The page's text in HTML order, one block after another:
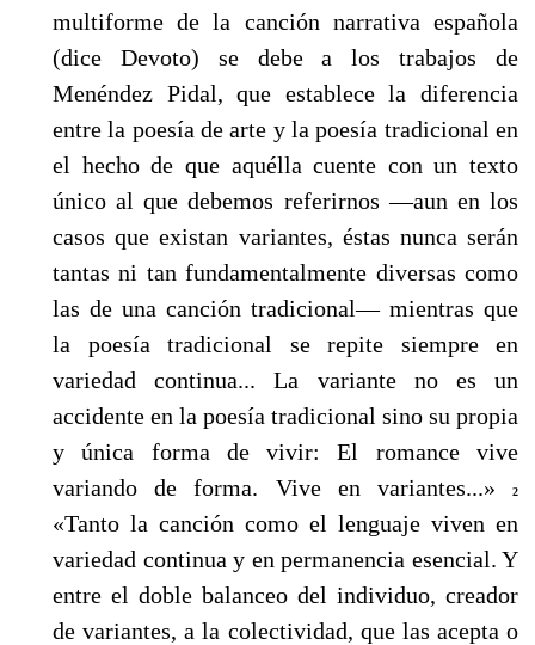
multiforme de la canción narrativa española
(dice Devoto) se debe a los trabajos de
Menéndez Pidal, que establece la diferencia
entre la poesía de arte y la poesía tradicional en
el hecho de que aquélla cuente con un texto
único al que debemos referirnos —aun en los
casos que existan variantes, éstas nunca serán
tantas ni tan fundamentalmente diversas como
las de una canción tradicional— mientras que
la poesía tradicional se repite siempre en
variedad continua... La variante no es un
accidente en la poesía tradicional sino su propia
y única forma de vivir: El romance vive
variando de forma. Vive en variantes...»
2
«Tanto la canción como el lenguaje viven en
variedad continua y en permanencia esencial. Y
entre el doble balanceo del individuo, creador
de variantes, a la colectividad, que las acepta o